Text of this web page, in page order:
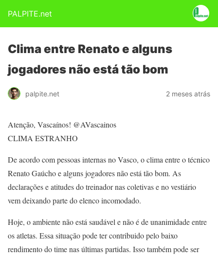
PALPITE.net
Clima entre Renato e alguns
jogadores não está tão bom
palpite.net 2 meses atrás
Atenção, Vascaínos! @AVascainos
CLIMA ESTRANHO
De acordo com pessoas internas no Vasco, o clima entre o técnico
Renato Gaúcho e alguns jogadores não está tão bom. As
declarações e atitudes do treinador nas coletivas e no vestiário
vem deixando parte do elenco incomodado.
Hoje, o ambiente não está saudável e não é de unanimidade entre
os atletas. Essa situação pode ter contribuido pelo baixo
rendimento do time nas últimas partidas. Isso também pode ser